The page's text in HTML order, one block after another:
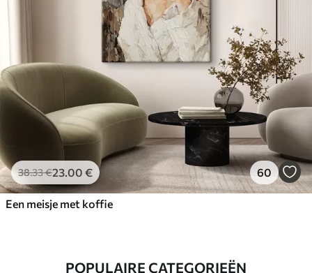
38.33€23.00 € 60
Een meisje met koffie
POPULAIRE CATEGORIEËN